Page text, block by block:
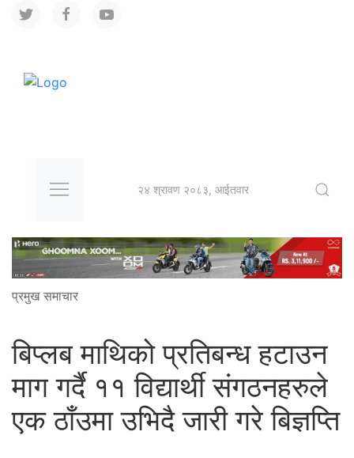
२४ श्रावण २०८३, आईतवार
प्रमुख समाचार
बिप्लब माथिको प्रतिबन्ध हटाउन
माग गर्दै ११ विद्यार्थी संगठनहरुले
एक ठाँउमा उभिदै जारी गरे बिज्ञप्ति